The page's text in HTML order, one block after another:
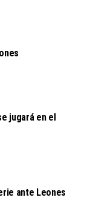
jugará en el
ante Leones